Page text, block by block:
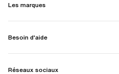
Les marques
Besoin d'aide
Réseaux sociaux